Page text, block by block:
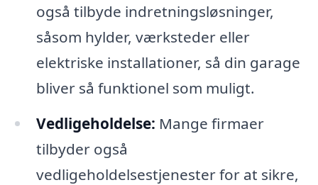
også tilbyde indretningsløsninger,
såsom hylder, værksteder eller
elektriske installationer, så din garage
bliver så funktionel som muligt.
Vedligeholdelse: Mange firmaer
tilbyder også
vedligeholdelsestjenester for at sikre,